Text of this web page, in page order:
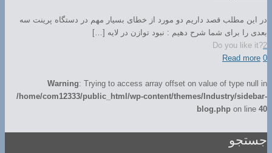
در این مطلب قصد داریم دو مورد از خطای بسیار مهم در دستگاه پرینت سه
بعدی را برای شما شرح دهیم : نبود توازن در لایه […]
Do you like it?2
0
Read more
Warning: Trying to access array offset on value of type null in
/home/com12333/public_html/wp-content/themes/Industry/sidebar-
blog.php on line 40
جستجو